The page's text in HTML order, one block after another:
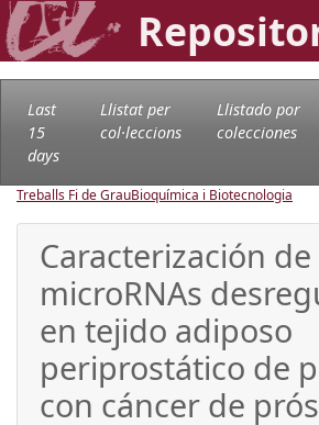
Last
15
days
Llistat per
col·leccions
Llistado por
colecciones
Treballs Fi de GrauBioquímica i Biotecnologia
Caracterización de
microRNAs
en tejido adiposo
periprostático de
con cáncer de